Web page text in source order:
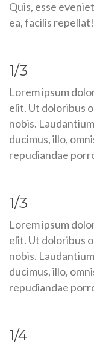
Quis, esse
ea, facilis repellat!
1/3
Lorem ipsum
elit. Ut doloribus
nobis.
ducimus, illo,
repudiandae
1/3
Lorem ipsum
elit. Ut doloribus
nobis.
ducimus, illo,
repudiandae
1/4